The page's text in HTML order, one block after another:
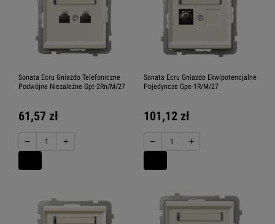
Sonata Ecru Gniazdo Telefoniczne
Podwójne Niezależne Gpt-2Rn/M/27
61,57 zł
− +
Sonata Ecru Gniazdo Ekwipotencjalne
Pojedyncze Gpe-1R/M/27
101,12 zł
− +